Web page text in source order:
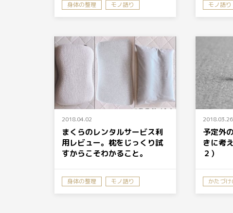
身体の整理 モノ語り モノ語り
2018.04.02
まくらのレンタルサービス利
用レビュー。枕をじっくり試
すからこそわかること。
身体の整理 モノ語り
2018.03.26
予定外
きに考
２）
かたづ
かたづ